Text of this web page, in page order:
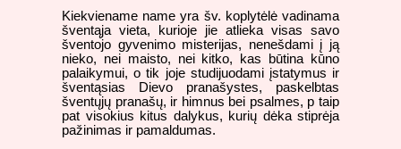
Kiekviename name yra šv. koplytėlė vadinama
šventąja vieta, kurioje jie atlieka visas savo
šventojo gyvenimo misterijas, nenešdami į ją
nieko, nei maisto, nei kitko, kas būtina kūno
palaikymui, o tik joje studijuodami įstatymus ir
šventąsias Dievo pranašystes, paskelbtas
šventųjų pranašų, ir himnus bei psalmes, p taip
pat visokius kitus dalykus, kurių dėka stiprėja
pažinimas ir pamaldumas.